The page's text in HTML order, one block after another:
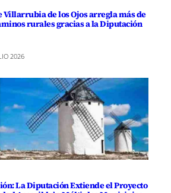
Villarrubia de los Ojos arregla más de
rurales gracias a la Diputación
2026
La Diputación Extiende el Proyecto